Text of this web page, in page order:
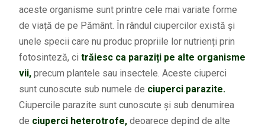
aceste organisme sunt printre cele mai variate forme
de viață de pe Pământ. În rândul ciupercilor există și
unele specii care nu produc propriile lor nutrienți prin
fotosinteză, ci trăiesc ca paraziți pe alte organisme
vii,precum plantele sau insectele. Aceste ciuperci
sunt cunoscute sub numele de ciuperci parazite.
Ciupercile parazite sunt cunoscute și sub denumirea
de ciuperci heterotrofe, deoarece depind de alte